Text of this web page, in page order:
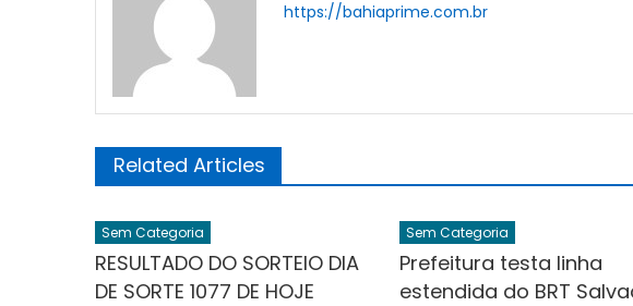
https://bahiaprime.com.br
Related Articles
Sem Categoria
RESULTADO DO SORTEIO DIA
DE SORTE 1077 DE HOJE
Sem Categoria
Prefeitura testa linha
estendida do BRT